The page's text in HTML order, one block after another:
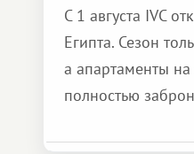
С 1 августа IVC
Египта. Сезон
а апартаменты на
полностью